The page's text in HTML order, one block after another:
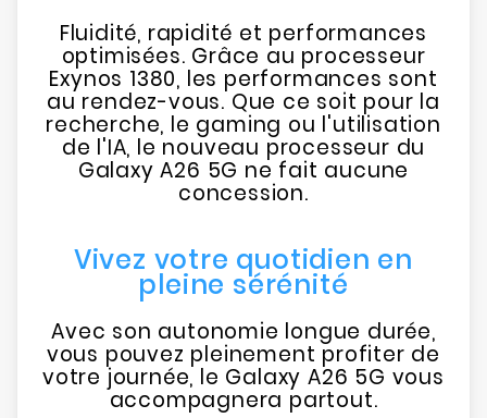
Fluidité, rapidité et performances
optimisées. Grâce au processeur
Exynos 1380, les performances sont
au rendez-vous. Que ce soit pour la
recherche, le gaming ou l'utilisation
de l'IA, le nouveau processeur du
Galaxy A26 5G ne fait aucune
concession.
Vivez votre quotidien en
pleine sérénité
Avec son autonomie longue durée,
vous pouvez pleinement profiter de
votre journée, le Galaxy A26 5G vous
accompagnera partout.